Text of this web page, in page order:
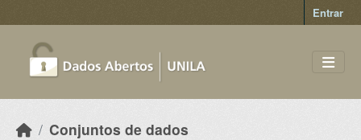
Entrar
Conjuntos de dados